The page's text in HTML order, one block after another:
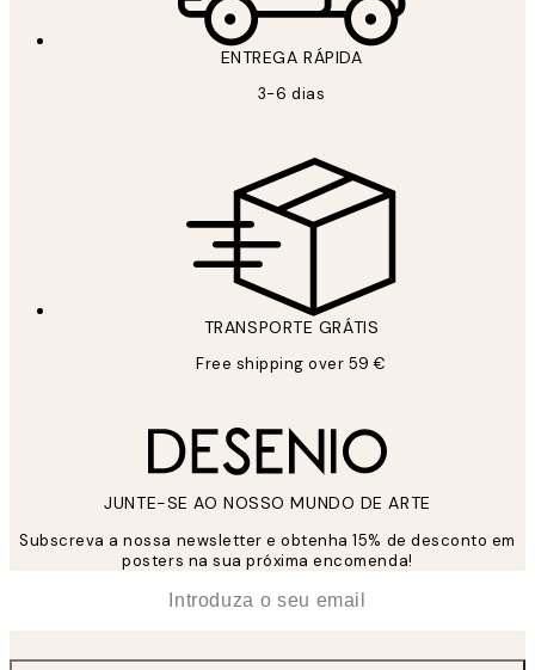
ENTREGA RÁPIDA
3-6 dias
TRANSPORTE GRÁTIS
Free shipping over 59 €
JUNTE-SE AO NOSSO MUNDO DE ARTE
Subscreva a nossa newsletter e obtenha 15% de desconto em
posters na sua próxima encomenda!